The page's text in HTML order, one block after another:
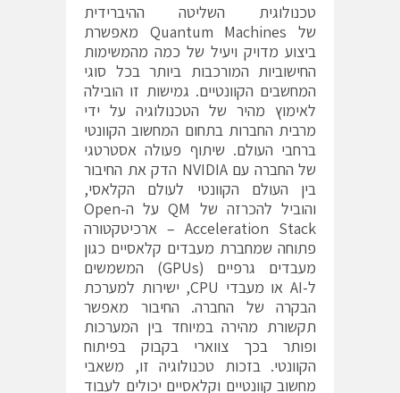
טכנולוגית השליטה ההיברידית
של Quantum Machines מאפשרת
ביצוע מדויק ויעיל של כמה מהמשימות
החישוביות המורכבות ביותר בכל סוגי
המחשבים הקוונטיים. גמישות זו הובילה
לאימוץ מהיר של הטכנולוגיה על ידי
מרבית החברות בתחום המחשוב הקוונטי
ברחבי העולם. שיתוף פעולה אסטרטגי
של החברה עםNVIDIA הדק את החיבור
בין העולם הקוונטי לעולם הקלאסי,
והוביל להכרזה של QMעל ה-Open
Acceleration Stack – ארכיטקטורה
פתוחה שמחברת מעבדים קלאסיים כגון
מעבדים גרפיים (GPUs) המשמשים
ל-AIאו מעבדי CPU, ישירות למערכת
הבקרה של החברה. החיבור מאפשר
תקשורת מהירה במיוחד בין המערכות
ופותר בכך צווארי בקבוק בפיתוח
הקוונטי. בזכות טכנולוגיה זו, משאבי
מחשוב קוונטיים וקלאסיים יכולים לעבוד